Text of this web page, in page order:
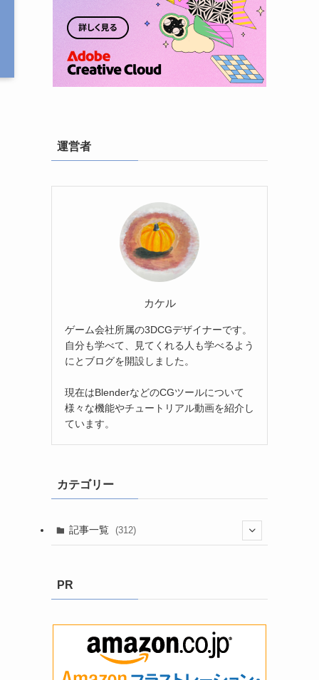
運営者
カケル
ゲーム会社所属の3DCGデザイナーです。
自分も学べて、見てくれる人も学べるよう
にとブログを開設しました。
現在はBlenderなどのCGツールについて
様々な機能やチュートリアル動画を紹介し
ています。
カテゴリー
記事一覧 (312)
(5)
(9)
(58)
(13)
(6)
PR